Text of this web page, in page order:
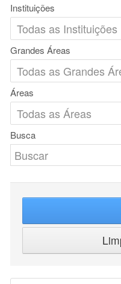
Instituições
Grandes Áreas
Áreas
Busca